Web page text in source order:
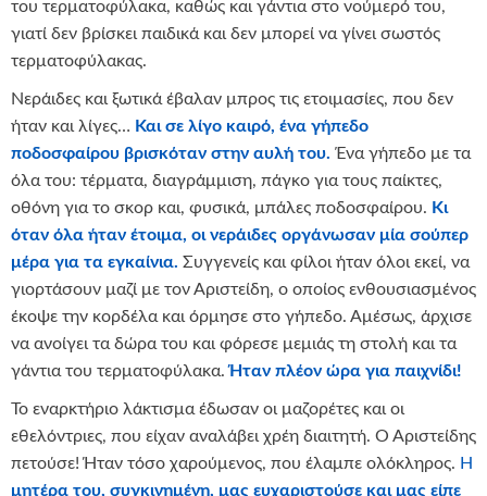
του τερματοφύλακα, καθώς και γάντια στο νούμερό του,
γιατί δεν βρίσκει παιδικά και δεν μπορεί να γίνει σωστός
τερματοφύλακας.
Νεράιδες και ξωτικά έβαλαν μπρος τις ετοιμασίες, που δεν
ήταν και λίγες… Και σε λίγο καιρό, ένα γήπεδο
ποδοσφαίρου βρισκόταν στην αυλή του. Ένα γήπεδο με τα
όλα του: τέρματα, διαγράμμιση, πάγκο για τους παίκτες,
οθόνη για το σκορ και, φυσικά, μπάλες ποδοσφαίρου. Κι
όταν όλα ήταν έτοιμα, οι νεράιδες οργάνωσαν μία σούπερ
μέρα για τα εγκαίνια. Συγγενείς και φίλοι ήταν όλοι εκεί, να
γιορτάσουν μαζί με τον Αριστείδη, ο οποίος ενθουσιασμένος
έκοψε την κορδέλα και όρμησε στο γήπεδο. Αμέσως, άρχισε
να ανοίγει τα δώρα του και φόρεσε μεμιάς τη στολή και τα
γάντια του τερματοφύλακα.Ήταν πλέον ώρα για παιχνίδι!
Το εναρκτήριο λάκτισμα έδωσαν οι μαζορέτες και οι
εθελόντριες, που είχαν αναλάβει χρέη διαιτητή. Ο Αριστείδης
πετούσε! Ήταν τόσο χαρούμενος, που έλαμπε ολόκληρος. Η
μητέρα του, συγκινημένη, μας ευχαριστούσε και μας είπε